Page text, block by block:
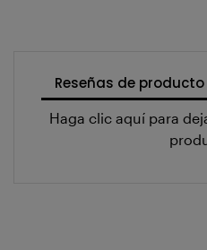
Reseñas de producto
Haga clic aquí para